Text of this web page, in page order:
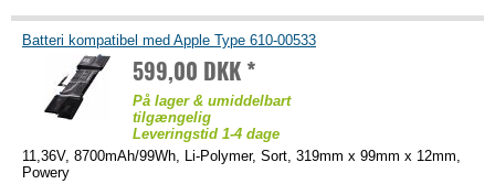
Batteri kompatibel med Apple Type 610-00533
599,00 DKK *
På lager & umiddelbart
tilgængelig
Leveringstid 1-4 dage
11,36V, 8700mAh/99Wh, Li-Polymer, Sort, 319mm x 99mm x 12mm,
Powery